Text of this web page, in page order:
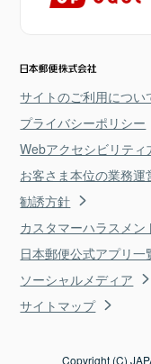
サイトのご利用につい
プライバシーポリシー
Webアクセシビリティ
お客さま本位の業務
勧誘方針
カスタマーハラスメ
日本郵便公式アプリ一
ソーシャルメディア
サイトマップ
Copyright (C)